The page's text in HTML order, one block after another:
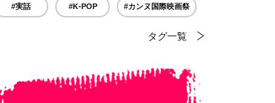
#実話 #K-POP #カンヌ国際映画祭
タグ一覧